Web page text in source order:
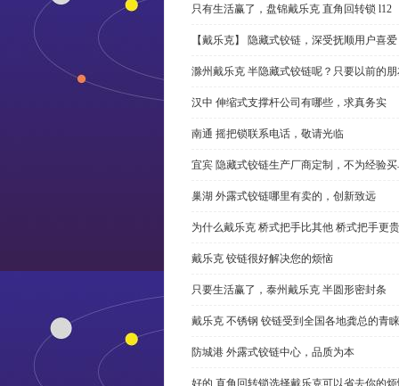
只有生活赢了，盘锦戴乐克 直角回转锁 l12
【戴乐克】 隐藏式铰链，深受抚顺用户喜
滁州戴乐克 半隐藏式铰链呢？只要以前的
汉中 伸缩式支撑杆公司有哪些，求真务实
南通 摇把锁联系电话，敬请光临
宜宾 隐藏式铰链生产厂商定制，不为经验
巢湖 外露式铰链哪里有卖的，创新致远
为什么戴乐克 桥式把手比其他 桥式把手更
戴乐克 铰链很好解决您的烦恼
只要生活赢了，泰州戴乐克 半圆形密封条
戴乐克 不锈钢 铰链受到全国各地龚总的青睐
防城港 外露式铰链中心，品质为本
好的 直角回转锁选择戴乐克可以省去你的